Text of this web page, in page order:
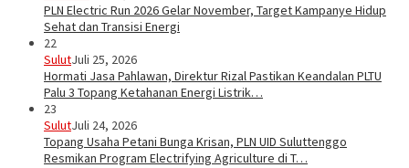
PLN Electric Run 2026 Gelar November, Target Kampanye Hidup
Sehat dan Transisi Energi
22
SulutJuli 25, 2026
Hormati Jasa Pahlawan, Direktur Rizal Pastikan Keandalan PLTU
Palu 3 Topang Ketahanan Energi Listrik…
23
SulutJuli 24, 2026
Topang Usaha Petani Bunga Krisan, PLN UID Suluttenggo
Resmikan Program Electrifying Agriculture di T…